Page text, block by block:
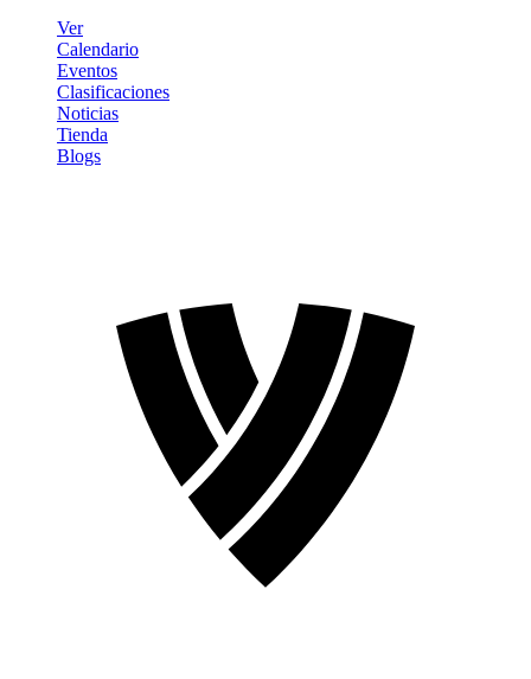
Ver
Calendario
Eventos
Clasificaciones
Noticias
Tienda
Blogs